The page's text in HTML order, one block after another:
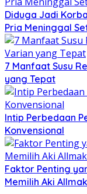
Diduga Jadi
Pria Meninggal
7 Manfaat Susu
yang Tepat
Intip Perbedaan
Konvensional
Faktor Penting
Memilih Aki